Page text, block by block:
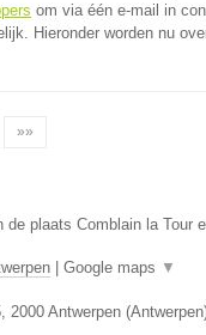
om via één e-mail in
Hieronder worden nu
»»
de plaats Comblain la Tour
Google maps ▼
, 2000 Antwerpen (Antwerpen